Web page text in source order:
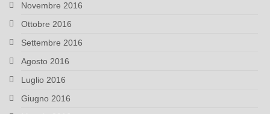
Novembre 2016
Ottobre 2016
Settembre 2016
Agosto 2016
Luglio 2016
Giugno 2016